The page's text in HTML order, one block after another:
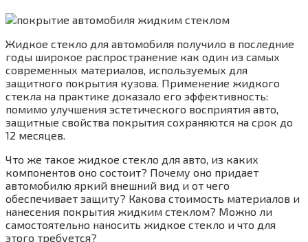
Жидкое стекло для автомобиля получило в последние
годы широкое распространение как один из самых
современных материалов, используемых для
защитного покрытия кузова. Применение жидкого
стекла на практике доказало его эффективность:
помимо улучшения эстетического восприятия авто,
защитные свойства покрытия сохраняются на срок до
12 месяцев.
Что же такое жидкое стекло для авто, из каких
компонентов оно состоит? Почему оно придает
автомобилю яркий внешний вид и от чего
обеспечивает защиту? Какова стоимость материалов и
нанесения покрытия жидким стеклом? Можно ли
самостоятельно наносить жидкое стекло и что для
этого требуется?